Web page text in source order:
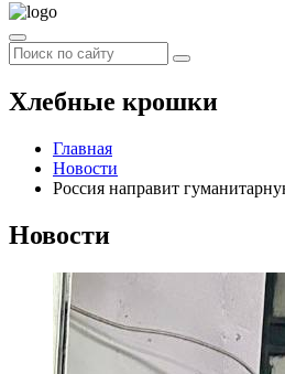
Хлебные крошки
Главная
Новости
Россия направит
Новости